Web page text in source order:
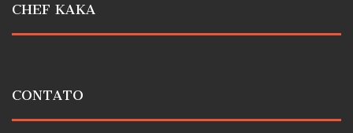
CHEF KAKA
CONTATO